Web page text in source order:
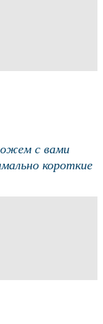
с вами
короткие